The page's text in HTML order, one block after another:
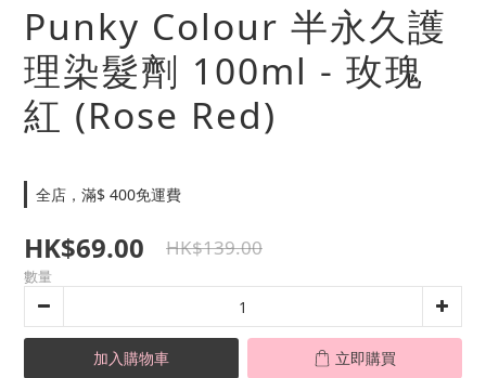
Punky Colour 半永久護
理染髮劑 100ml - 玫瑰
紅 (Rose Red)
全店，滿$ 400免運費
HK$69.00 HK$139.00
數量
加入購物車 立即購買